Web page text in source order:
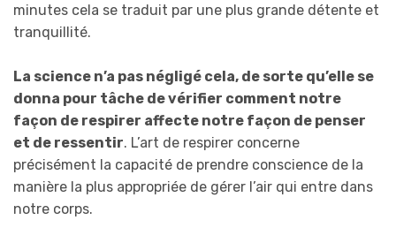
minutes cela se traduit par une plus grande détente et
tranquillité.
La science n’a pas négligé cela, de sorte qu’elle se
donna pour tâche de vérifier comment notre
façon de respirer affecte notre façon de penser
et de ressentir. L’art de respirer concerne
précisément la capacité de prendre conscience de la
manière la plus appropriée de gérer l’air qui entre dans
notre corps.